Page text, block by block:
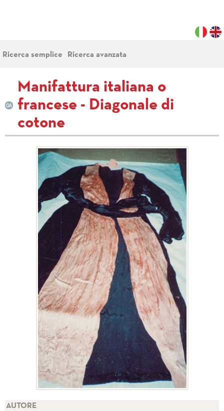
Ricerca semplice Ricerca avanzata
Manifattura italiana o
francese - Diagonale di
cotone
AUTORE